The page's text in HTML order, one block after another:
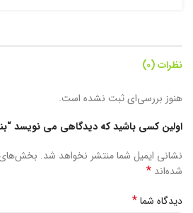
نظرات (0)
هنوز بررسی‌ای ثبت نشده است.
اولین کسی باشید که دیدگاهی می نویسد
نشانی ایمیل شما منتشر نخواهد شد. بخش‌های
شده‌اند *
دیدگاه شما*